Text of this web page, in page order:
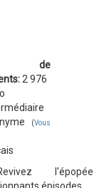
de
2 976
(Vous
l'épopée
épisodes.